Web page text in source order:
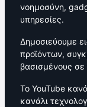
νοημοσύνη,
υπηρεσίες.
Δημοσιεύουμε
προϊόντων,
βασισμένους σε
Το YouTube
κανάλι